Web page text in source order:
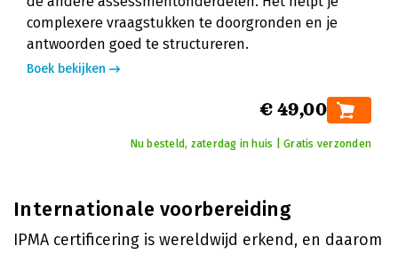
complexere vraagstukken te doorgronden en je
antwoorden goed te structureren.
Boek bekijken
€ 49,00
Nu besteld, zaterdag in huis | Gratis verzonden
Internationale voorbereiding
IPMA certificering is wereldwijd erkend, en daarom